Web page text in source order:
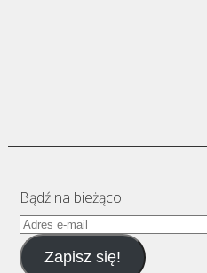
Bądź na bieżąco!
Adres
e-
mailZapisz się!